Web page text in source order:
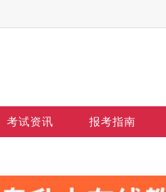
考试资讯 报考指南